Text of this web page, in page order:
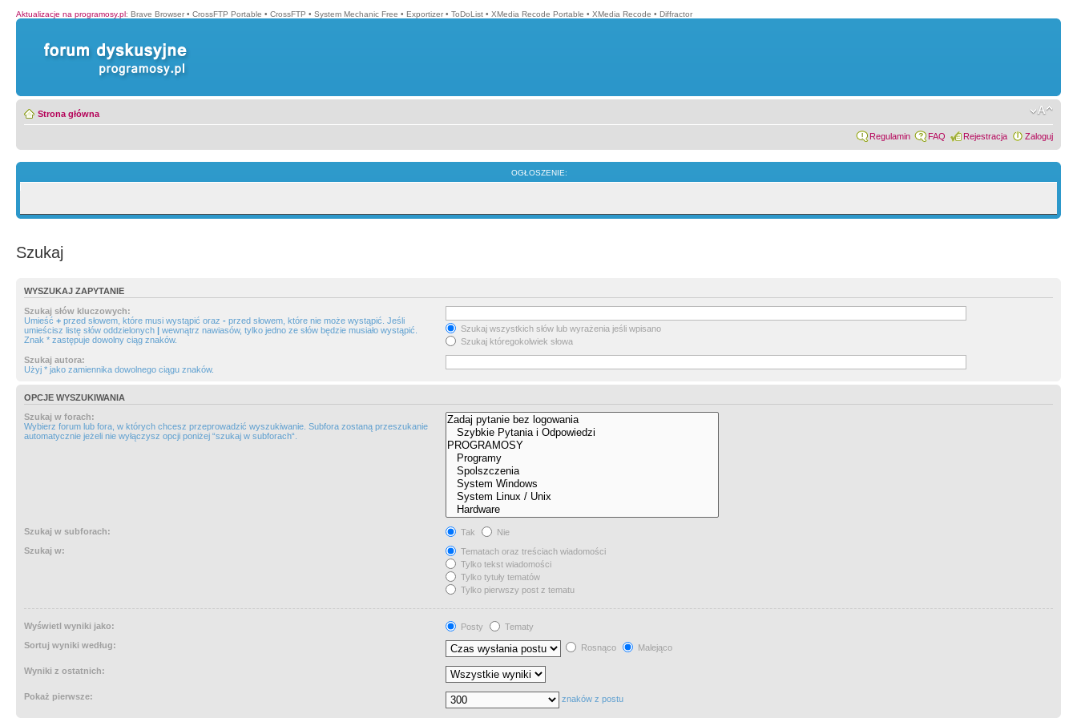
Aktualizacje na programosy.pl: Brave Browser • CrossFTP Portable • CrossFTP • System Mechanic Free • Exportizer • ToDoList • XMedia Recode Portable • XMedia Recode • Diffractor
Strona główna
Regulamin FAQ Rejestracja Zaloguj
OGŁOSZENIE:
Szukaj
WYSZUKAJ ZAPYTANIE
Szukaj słów kluczowych:
Umieść + przed słowem, które musi wystąpić oraz - przed słowem, które nie może wystąpić. Jeśli
umieścisz listę słów oddzielonych | wewnątrz nawiasów, tylko jedno ze słów będzie musiało wystąpić.
Znak * zastępuje dowolny ciąg znaków.
Szukaj wszystkich słów lub wyrażenia jeśli wpisano
Szukaj któregokolwiek słowa
Szukaj autora:
Użyj * jako zamiennika dowolnego ciągu znaków.
OPCJE WYSZUKIWANIA
Szukaj w forach:
Wybierz forum lub fora, w których chcesz przeprowadzić wyszukiwanie. Subfora zostaną przeszukanie
automatycznie jeżeli nie wyłączysz opcji poniżej “szukaj w subforach“.
Szukaj w subforach: Tak
Nie
Szukaj w:
Tematach oraz treściach wiadomości
Tylko tekst wiadomości
Tylko tytuły tematów
Tylko pierwszy post z tematu
Wyświetl wyniki jako: Posty
Tematy
Sortuj wyniki według:
Rosnąco Malejąco
Wyniki z ostatnich:
Pokaż pierwsze: znaków z postu